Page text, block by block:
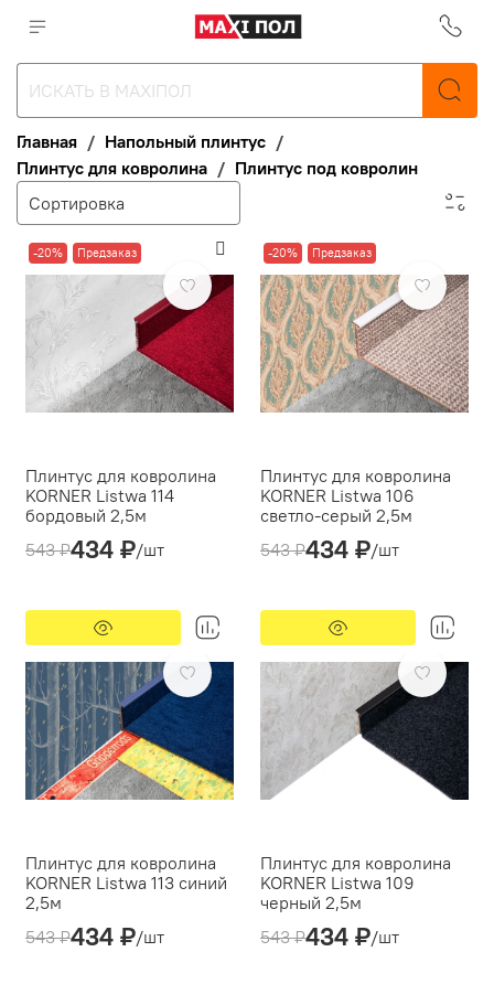
Главная
Напольный плинтус
Плинтус для ковролина
Плинтус под ковролин
-20% Предзаказ
Плинтус для ковролина
KORNER Listwa 114
бордовый 2,5м
Производитель:
Korner Listwa
Тип монтажа:
дюбель-гвоздь/саморез
543 ₽434 ₽/шт
-20% Предзаказ
Плинтус для ковролина
KORNER Listwa 106
светло-серый 2,5м
Производитель:
Korner Listwa
Тип монтажа:
дюбель-гвоздь/саморез
543 ₽434 ₽/шт
Предзаказ
Плинтус для ковролина
KORNER Listwa 113 синий
2,5м
Производитель:
Korner Listwa
543 ₽434 ₽/шт
Предзаказ
Плинтус для ковролина
KORNER Listwa 109
черный 2,5м
Производитель:
Korner Listwa
543 ₽434 ₽/шт